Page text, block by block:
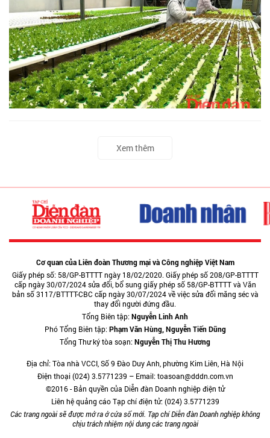
Xem thêm
Cơ quan của Liên đoàn Thương mại và Công nghiệp Việt Nam
Giấy phép số: 58/GP-BTTTT ngày 18/02/2020. Giấy phép số 208/GP-BTTTT
cấp ngày 30/07/2024 sửa đổi, bổ sung giấy phép số 58/GP-BTTTT và Văn
bản số 3117/BTTTT-CBC cấp ngày 30/07/2024 về việc sửa đổi măng séc và
thay đổi người đứng đầu.
Tổng Biên tập:Nguyễn Linh Anh
Phó Tổng Biên tập:Phạm Văn Hùng, Nguyễn Tiến Dũng
Tổng Thư ký tòa soạn:Nguyễn Thị Thu Hương
Địa chỉ: Tòa nhà VCCI, Số 9 Đào Duy Anh, phường Kim Liên, Hà Nội
Điện thoại (024) 3.5771239 – Email: toasoan@dddn.com.vn
©2016 - Bản quyền của Diễn đàn Doanh nghiệp điện tử
Liên hệ quảng cáo Tạp chí điện tử: (024) 3.5771239
Các trang ngoài sẽ được mở ra ở cửa sổ mới. Tạp chí Diễn đàn Doanh nghiệp không
chịu trách nhiệm nội dung các trang ngoài